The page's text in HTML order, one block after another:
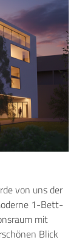
von uns der
1-Bett-
mit
Blick